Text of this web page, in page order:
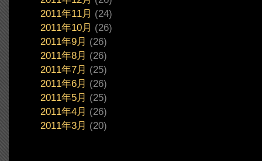
2011年11月 (24)
2011年10月 (26)
2011年9月 (26)
2011年8月 (26)
2011年7月 (25)
2011年6月 (26)
2011年5月 (25)
2011年4月 (26)
2011年3月 (20)